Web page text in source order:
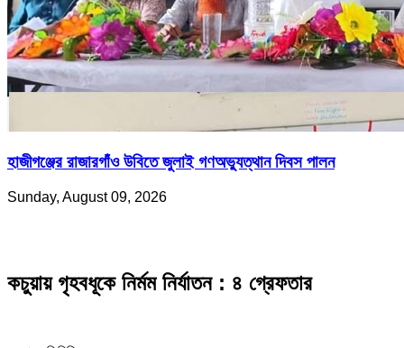
হাজীগঞ্জের রাজারগাঁও উবিতে জুলাই গণঅভ্যুত্থান দিবস পালন
Sunday, August 09, 2026
কচুয়ায় গৃহবধূকে নির্মম নির্যাতন : ৪ গ্রেফতার